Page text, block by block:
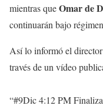
mientras queOmar de
continuarán bajo
Así lo informó el
través de un vídeo
“#9Dic 4:12 PM